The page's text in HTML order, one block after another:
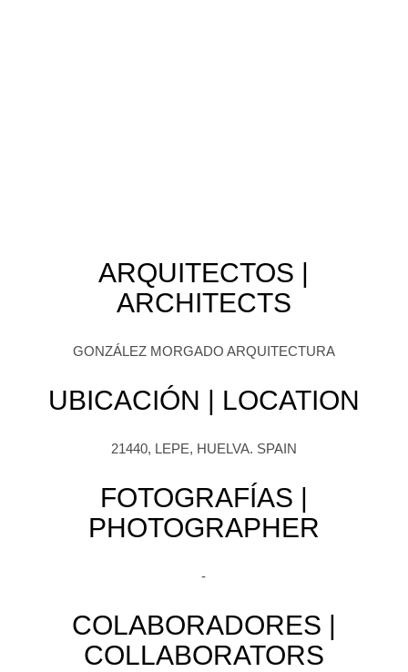
ARQUITECTOS |
ARCHITECTS
GONZÁLEZ MORGADO ARQUITECTURA
UBICACIÓN | LOCATION
21440, LEPE, HUELVA. SPAIN
FOTOGRAFÍAS |
PHOTOGRAPHER
-
COLABORADORES |
COLLABORATORS